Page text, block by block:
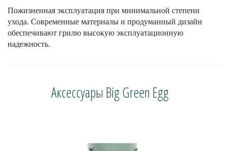
Пожизненная эксплуатация при минимальной степени
ухода. Современные материалы и продуманный дизайн
обеспечивают грилю высокую эксплуатационную
надежность.
Аксессуары Big Green Egg